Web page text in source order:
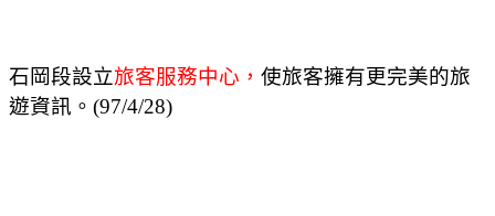
石岡段設立旅客服務中心， 使旅客擁有更完美的旅
遊資訊。(97/4/28)